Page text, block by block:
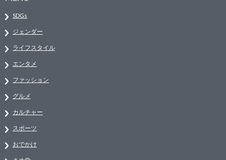
SDGs
ジェンダー
ライフスタイル
エンタメ
ファッション
グルメ
カルチャー
スポーツ
おでかけ